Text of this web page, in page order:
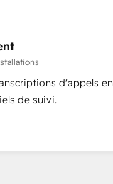
d'appels en
de suivi.